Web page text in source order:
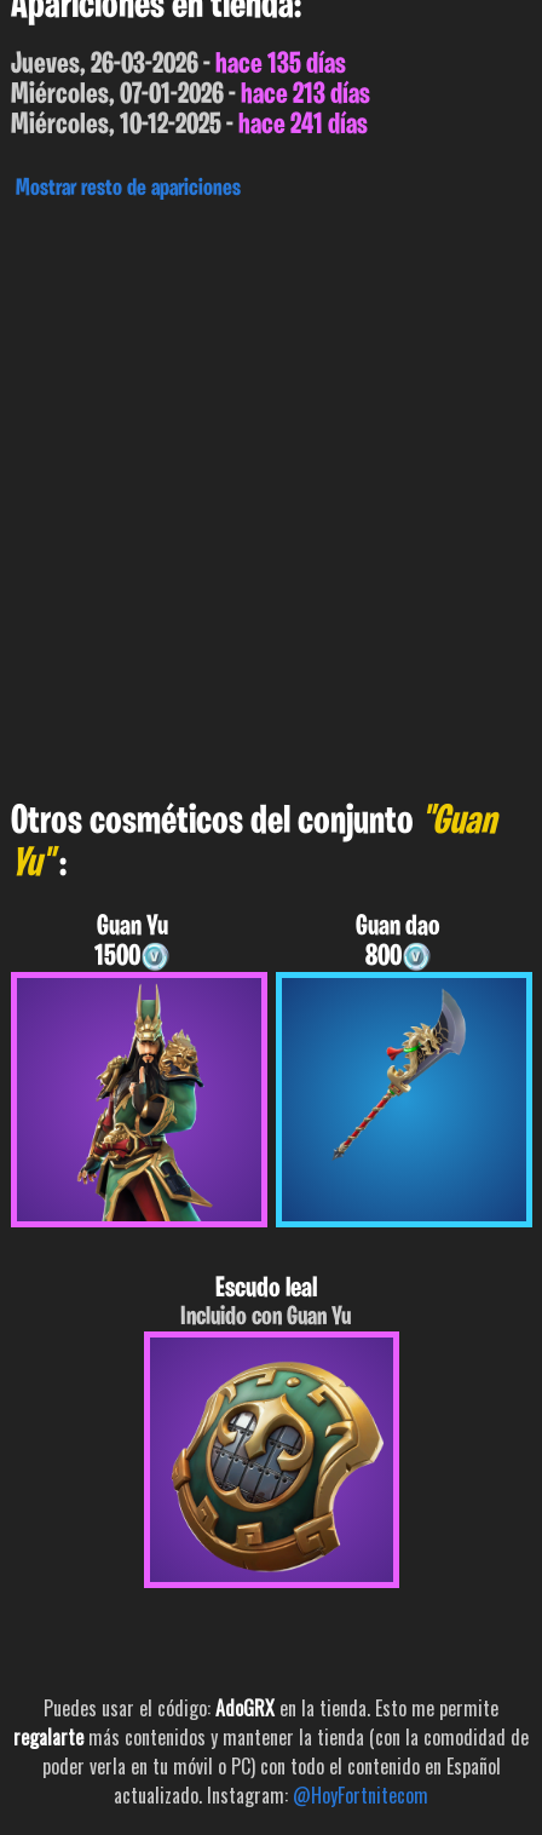
Jueves, 26-03-2026 -hace 135 días
Miércoles, 07-01-2026 -hace 213 días
Miércoles, 10-12-2025 -hace 241 días
Mostrar resto de apariciones
Otros cosméticos del conjunto "Guan
Yu":
Guan Yu
1500
Guan dao
800
Escudo leal
Incluido con Guan Yu
Puedes usar el código:AdoGRXen la tienda. Esto me permite
regalartemás contenidos y mantener la tienda (con la comodidad de
poder verla en tu móvil o PC) con todo el contenido en Español
actualizado. Instagram: @HoyFortnitecom